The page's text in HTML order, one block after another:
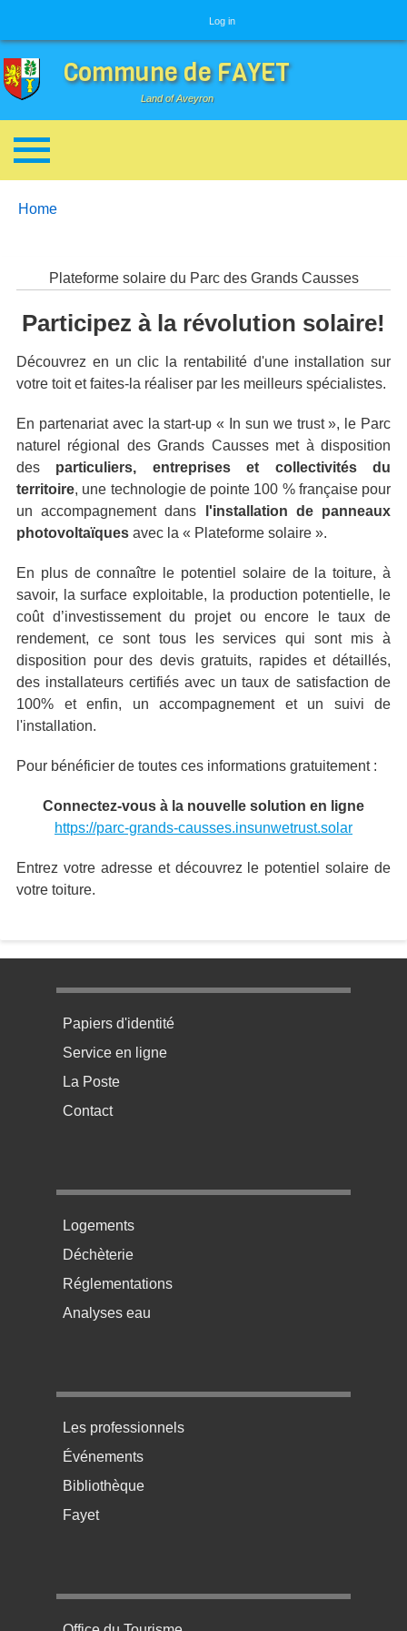
Log in
Commune de FAYET
Land of Aveyron
Breadcrumbs
You are here:
Home
Plateforme solaire du Parc des Grands Causses
Participez à la révolution solaire!
Découvrez en un clic la rentabilité d'une installation sur
votre toit et faites-la réaliser par les meilleurs spécialistes.
En partenariat avec la start-up « In sun we trust », le Parc
naturel régional des Grands Causses met à disposition
des particuliers, entreprises et collectivités du
territoire, une technologie de pointe 100 % française pour
un accompagnement dans
l'installation de panneaux
photovoltaïques avec la « Plateforme solaire ».
En plus de connaître le potentiel solaire de la toiture, à
savoir, la surface exploitable, la production potentielle, le
coût d’investissement du projet ou encore le taux de
rendement, ce sont tous les services qui sont mis à
disposition pour des devis gratuits, rapides et détaillés,
des installateurs certifiés avec un taux de satisfaction de
100% et enfin, un accompagnement et un suivi de
l'installation.
Pour bénéficier de toutes ces informations gratuitement :
Connectez-vous à la nouvelle solution en ligne
https://parc-grands-causses.insunwetrust.solar
Entrez votre adresse et découvrez le potentiel solaire de
votre toiture.
Menu pratique bas de page 1
Papiers d'identité
Service en ligne
La Poste
Contact
Menu pratique bas de page 2
Logements
Déchèterie
Réglementations
Analyses eau
Menu pratique bas de page 3
Les professionnels
Événements
Bibliothèque
Fayet
Menu pratique bas de page 4